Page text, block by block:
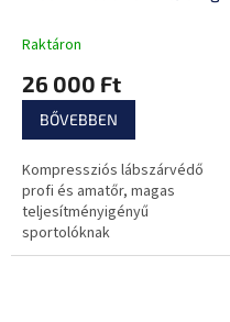
Raktáron
26 000 Ft
BŐVEBBEN
Kompressziós lábszárvédő
profi és amatőr, magas
teljesítményigényű
sportolóknak